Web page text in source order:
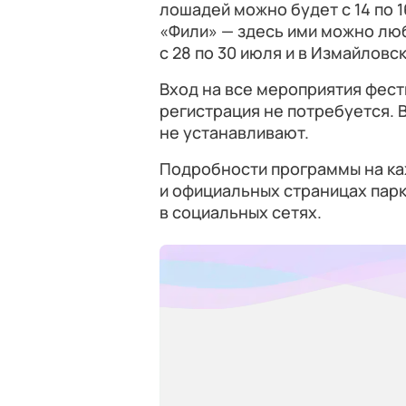
лошадей можно будет с 14 по
«Фили» — здесь ими можно
с 28 по 30 июля и в
Вход на все мероприятия
регистрация не потребуется.
не устанавливают.
Подробности программы на
и официальных страницах
в социальных сетях.